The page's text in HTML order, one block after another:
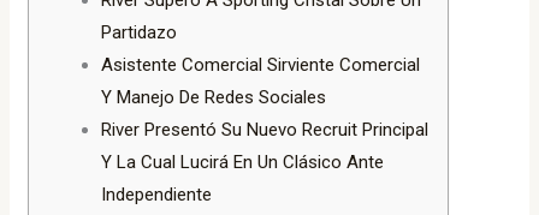
Partidazo
Asistente Comercial Sirviente Comercial
Y Manejo De Redes Sociales
River Presentó Su Nuevo Recruit Principal
Y La Cual Lucirá En Un Clásico Ante
Independiente